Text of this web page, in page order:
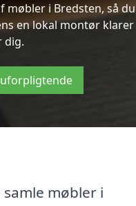
møbler i Bredsten, så du
en lokal montør klarer
dig.
møbler i